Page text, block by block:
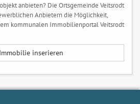
anbieten? Die Ortsgemeinde Veitsrodt
Anbietern die Möglichkeit,
kommunalen Immobilienportal Veitsrodt
Immobilie inserieren